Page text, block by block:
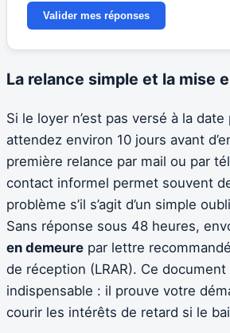
Valider mes réponses
La relance simple et la mise
Si le loyer n’est pas versé à la date
attendez environ 10 jours avant
première relance par mail ou par
contact informel permet souvent
problème s’il s’agit d’un simple
Sans réponse sous 48 heures,
en demeure par lettre
de réception (LRAR). Ce
indispensable : il prouve votre
courir les intérêts de retard si le